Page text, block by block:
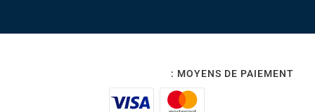
MOYENS DE PAIEMENT :